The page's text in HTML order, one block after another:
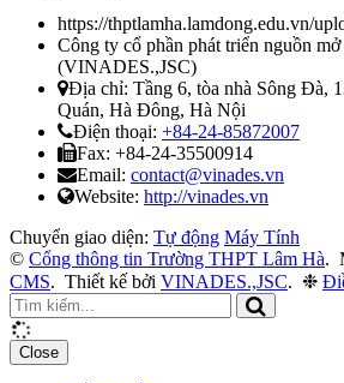
https://thptlamha.lamdong.edu.vn/
Công ty cổ phần phát triển nguồn
(VINADES.,JSC)
Địa chỉ: Tầng 6, tòa nhà Sông Đà,
Quán, Hà Đông, Hà Nội
Điện thoại: +84-24-85872007
Fax: +84-24-35500914
Email: contact@vinades.vn
Website: http://vinades.vn
Chuyển giao diện: Tự động Máy Tính
© Cổng thông tin Trường THPT Lâm Hà.
CMS. Thiết kế bởi VINADES.,JSC. ❉
Close